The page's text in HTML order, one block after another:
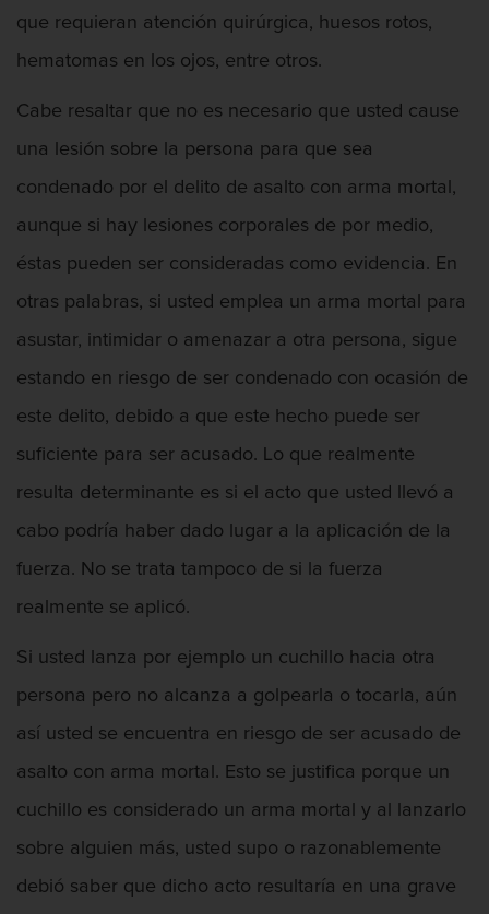
Fraude inmobiliario
Delitos de Hurto
Hurto en tiendas
Hurto mayor de auto
Hurto Menor
Robo de Caja Fuerte
Robo o allanamiento de morada
Delitos Sexuales
Actos lascivos con un menor
Copulación Oral Forzada
Exposición indecente
Merodear Para Cometer Prostitución
Molestar a un niño menor de 18 años
Penetración Sexual Forzada
que requieran atención quirúrgica, huesos rotos,
hematomas en los ojos, entre otros.
Cabe resaltar que no es necesario que usted cause
una lesión sobre la persona para que sea
condenado por el delito de asalto con arma mortal,
aunque si hay lesiones corporales de por medio,
éstas pueden ser consideradas como evidencia. En
otras palabras, si usted emplea un arma mortal para
asustar, intimidar o amenazar a otra persona, sigue
estando en riesgo de ser condenado con ocasión de
este delito, debido a que este hecho puede ser
suficiente para ser acusado. Lo que realmente
resulta determinante es si el acto que usted llevó a
cabo podría haber dado lugar a la aplicación de la
fuerza. No se trata tampoco de si la fuerza
realmente se aplicó.
Si usted lanza por ejemplo un cuchillo hacia otra
persona pero no alcanza a golpearla o tocarla, aún
así usted se encuentra en riesgo de ser acusado de
asalto con arma mortal. Esto se justifica porque un
cuchillo es considerado un arma mortal y al lanzarlo
sobre alguien más, usted supo o razonablemente
debió saber que dicho acto resultaría en una grave